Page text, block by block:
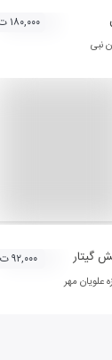
نبی
۱۸۰,۰۰۰ ت
گیتار
علویان مهر
۹۲,۰۰۰ ت